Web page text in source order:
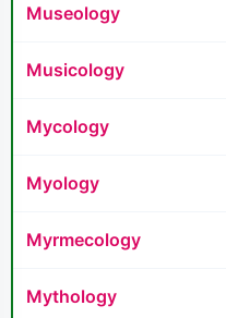
Museology
Musicology
Mycology
Myology
Myrmecology
Mythology